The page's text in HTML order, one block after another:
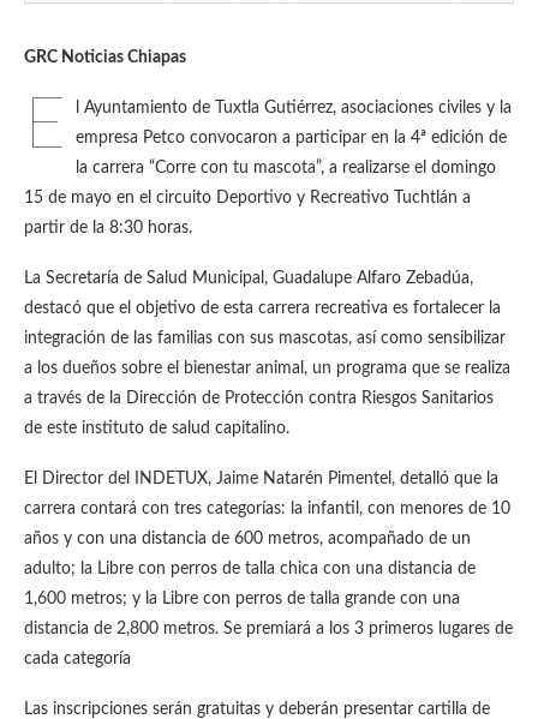
GRC Noticias Chiapas
E
l Ayuntamiento de Tuxtla Gutiérrez, asociaciones civiles y la
empresa Petco convocaron a participar en la 4ª edición de
la carrera “Corre con tu mascota”, a realizarse el domingo
15 de mayo en el circuito Deportivo y Recreativo Tuchtlán a
partir de la 8:30 horas.
La Secretaría de Salud Municipal, Guadalupe Alfaro Zebadúa,
destacó que el objetivo de esta carrera recreativa es fortalecer la
integración de las familias con sus mascotas, así como sensibilizar
a los dueños sobre el bienestar animal, un programa que se realiza
a través de la Dirección de Protección contra Riesgos Sanitarios
de este instituto de salud capitalino.
El Director del INDETUX, Jaime Natarén Pimentel, detalló que la
carrera contará con tres categorías: la infantil, con menores de 10
años y con una distancia de 600 metros, acompañado de un
adulto; la Libre con perros de talla chica con una distancia de
1,600 metros; y la Libre con perros de talla grande con una
distancia de 2,800 metros. Se premiará a los 3 primeros lugares de
cada categoría
Las inscripciones serán gratuitas y deberán presentar cartilla de